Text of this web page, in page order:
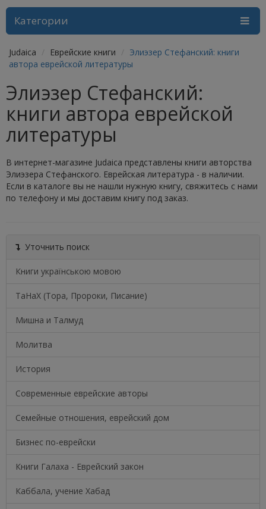
Категории
Judaica Еврейские книги
Элиэзер Стефанский: книги
автора еврейской литературы
Элиэзер Стефанский:
книги автора еврейской
литературы
В интернет-магазине Judaica представлены книги авторства
Элиэзера Стефанского. Еврейская литература - в наличии.
Если в каталоге вы не нашли нужную книгу, свяжитесь с нами
по телефону и мы доставим книгу под заказ.
Уточнить поиск
Книги українською мовою
ТаНаХ (Тора, Пророки, Писание)
Мишна и Талмуд
Молитва
История
Современные еврейские авторы
Семейные отношения, еврейский дом
Бизнес по-еврейски
Книги Галаха - Еврейский закон
Каббала, учение Хабад